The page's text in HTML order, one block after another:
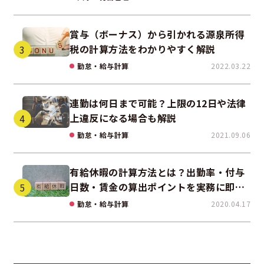
賞与（ボーナス）から引かれる源泉所得
税の計算方法をわかりやすく解説
勤怠・給与計算 2022.03.22
連勤は何日まで可能？上限の12日や法律
上違反になる場合も解説
勤怠・給与計算 2021.09.06
有給休暇の計算方法とは？出勤率・付与
日数・賃金の算出ポイントを実務に即し
て解説
勤怠・給与計算 2020.04.17